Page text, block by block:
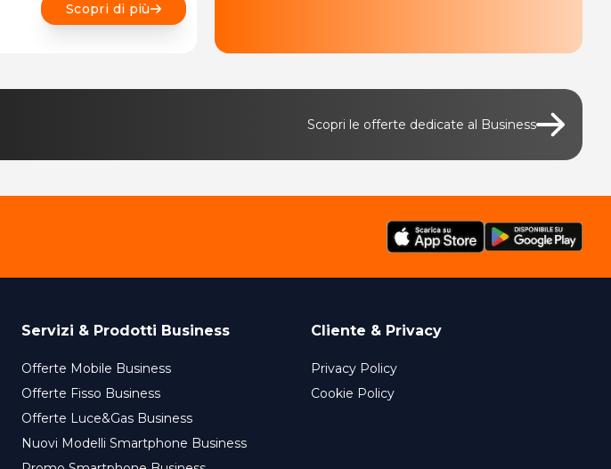
Scopri di più
Scopri le offerte dedicate al Business
Servizi & Prodotti Business
Offerte Mobile Business
Offerte Fisso Business
Offerte Luce&Gas Business
Nuovi Modelli Smartphone Business
Cliente & Privacy
Privacy Policy
Cookie Policy